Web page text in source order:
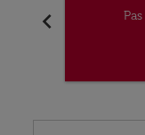
chevron_left